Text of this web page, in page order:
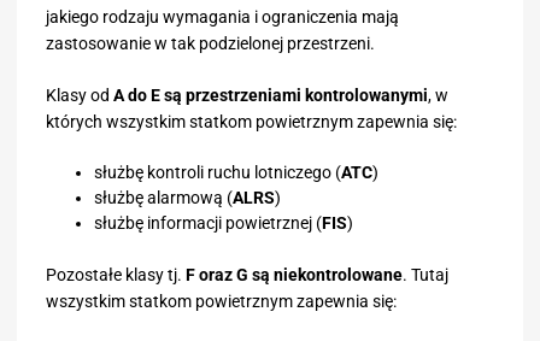
jakiego rodzaju wymagania i ograniczenia mają
zastosowanie w tak podzielonej przestrzeni.
Klasy od A do E są przestrzeniami kontrolowanymi, w
których wszystkim statkom powietrznym zapewnia się:
służbę kontroli ruchu lotniczego (ATC)
służbę alarmową (ALRS)
służbę informacji powietrznej (FIS)
Pozostałe klasy tj. F oraz G są niekontrolowane. Tutaj
wszystkim statkom powietrznym zapewnia się: